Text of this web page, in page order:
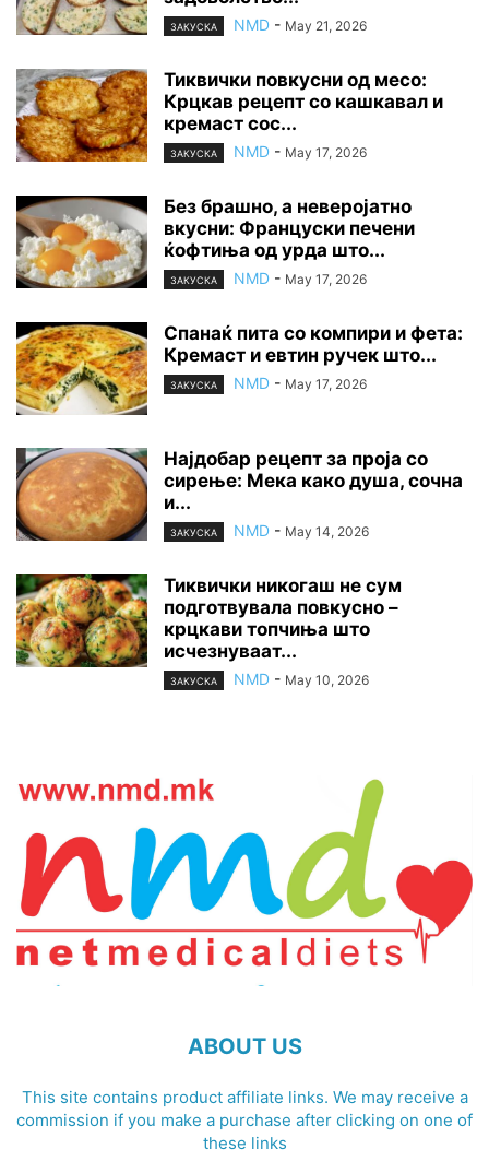
ЗАКУСКА NMD - May 21, 2026
Тиквички повкусни од месо:
Крцкав рецепт со кашкавал и
кремаст сос...
ЗАКУСКА NMD - May 17, 2026
Без брашно, а неверојатно
вкусни: Француски печени
ќофтиња од урда што...
ЗАКУСКА NMD - May 17, 2026
Спанаќ пита со компири и фета:
Кремаст и евтин ручек што...
ЗАКУСКА NMD - May 17, 2026
Најдобар рецепт за проја со
сирење: Мека како душа, сочна
и...
ЗАКУСКА NMD - May 14, 2026
Тиквички никогаш не сум
подготвувала повкусно –
крцкави топчиња што
исчезнуваат...
ЗАКУСКА NMD - May 10, 2026
ABOUT US
This site contains product affiliate links. We may receive a
commission if you make a purchase after clicking on one of
these links